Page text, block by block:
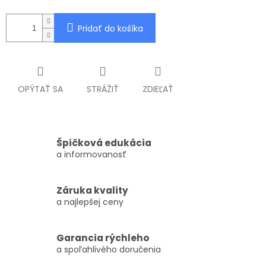
Pridať do košíka
OPÝTAŤ SA STRÁŽIŤ ZDIEĽAŤ
Špičková edukácia
a informovanosť
Záruka kvality
a najlepšej ceny
Garancia rýchleho
a spoľahlivého doručenia